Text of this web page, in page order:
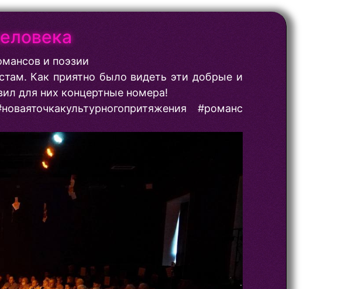
и поэзии
Как приятно было видеть эти добрые и
для них концертные номера!
#романс